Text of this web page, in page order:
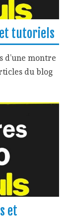
tutoriels
d’une montre
du blog
et